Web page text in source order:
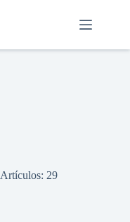
Artículos: 29